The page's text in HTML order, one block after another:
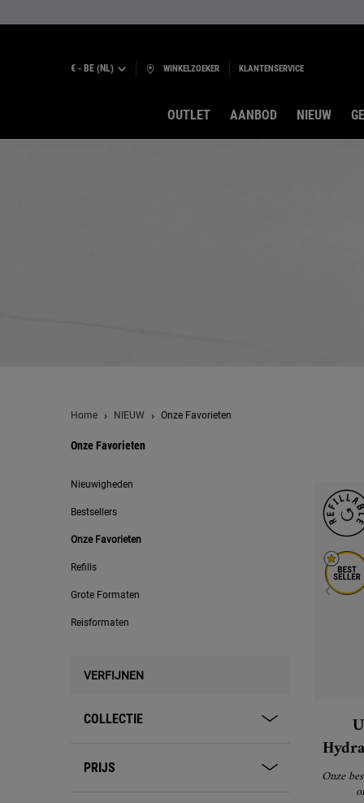
€ - BE (NL) WINKELZOEKER KLANTENSERVICE
OUTLET AANBOD NIEUW
Home NIEUW Onze Favorieten
Onze Favorieten
Onze Favorieten
Nieuwigheden
Bestsellers
Onze Favorieten
Refills
Grote Formaten
Reisformaten
VERFIJNEN
COLLECTIE
PRIJS Onze